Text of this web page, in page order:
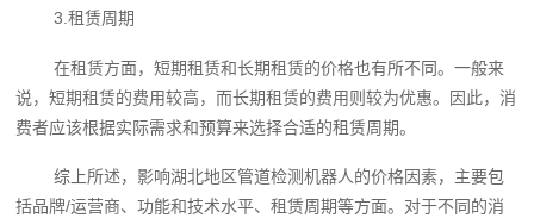
3.租赁周期
在租赁方面，短期租赁和长期租赁的价格也有所不同。一般来
说，短期租赁的费用较高，而长期租赁的费用则较为优惠。因此，消
费者应该根据实际需求和预算来选择合适的租赁周期。
综上所述，影响湖北地区管道检测机器人的价格因素，主要包
括品牌/运营商、功能和技术水平、租赁周期等方面。对于不同的消